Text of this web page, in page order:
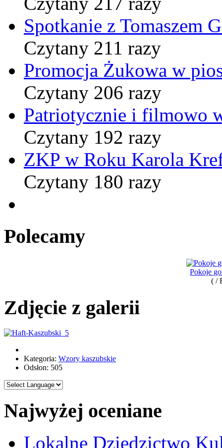
Spotkanie z Tomaszem
Czytany 211 razy
Promocja Żukowa w
Czytany 206 razy
Patriotycznie i filmowo
Czytany 192 razy
ZKP w Roku Karola
Czytany 180 razy
Polecamy
Pokoje
( /
Zdjęcie z galerii
Kategoria: Wzory kaszubskie
Odsłon: 505
Najwyżej oceniane
Lokalne Dziedzictwo